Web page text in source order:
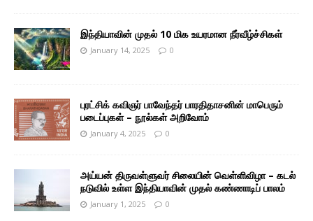
இந்தியாவின் முதல் 10 மிக உயரமான நீர்வீழ்ச்சிகள்
January 14, 2025 0
புரட்சிக் கவிஞர் பாவேந்தர் பாரதிதாசனின் மாபெரும்
படைப்புகள் – நூல்கள் அறிவோம்
January 4, 2025 0
அய்யன் திருவள்ளுவர் சிலையின் வெள்ளிவிழா – கடல்
நடுவில் உள்ள இந்தியாவின் முதல் கண்ணாடிப் பாலம்
January 1, 2025 0